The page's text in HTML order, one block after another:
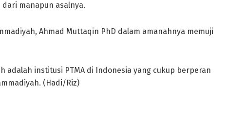
manapun asalnya.
Ahmad Muttaqin PhD dalam amanahnya memuji
adalah institusi PTMA di Indonesia yang cukup berperan
(Hadi/Riz)